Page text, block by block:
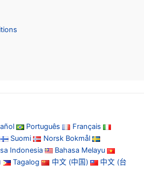
Português
Français
Suomi
Norsk Bokmål
Indonesia
Bahasa Melayu
Tagalog 中文 (中国)
中文 (台